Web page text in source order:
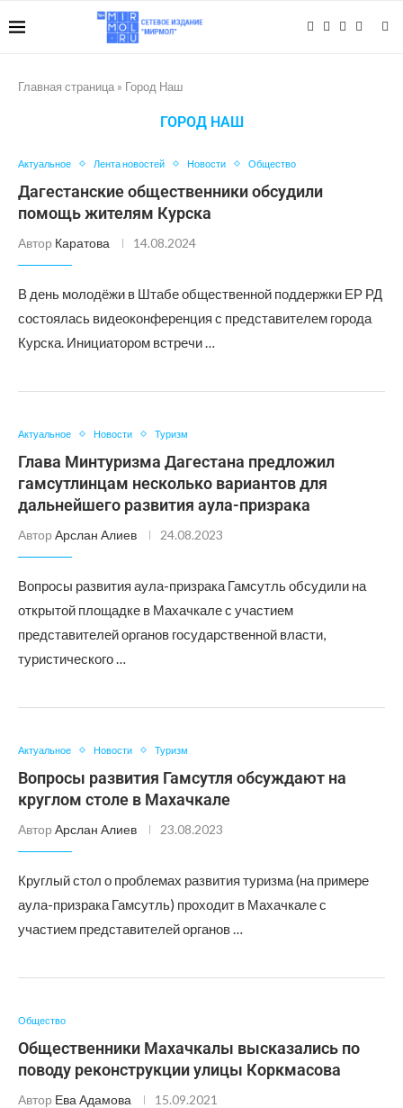
Главная страница » Город Наш
ГОРОД НАШ
Актуальное Лента новостей Новости Общество
Дагестанские общественники обсудили
помощь жителям Курска
Автор Каратова 14.08.2024
В день молодёжи в Штабе общественной поддержки ЕР РД
состоялась видеоконференция с представителем города
Курска. Инициатором встречи …
Актуальное Новости Туризм
Глава Минтуризма Дагестана предложил
гамсутлинцам несколько вариантов для
дальнейшего развития аула-призрака
Автор Арслан Алиев 24.08.2023
Вопросы развития аула-призрака Гамсутль обсудили на
открытой площадке в Махачкале с участием
представителей органов государственной власти,
туристического …
Актуальное Новости Туризм
Вопросы развития Гамсутля обсуждают на
круглом столе в Махачкале
Автор Арслан Алиев 23.08.2023
Круглый стол о проблемах развития туризма (на примере
аула-призрака Гамсутль) проходит в Махачкале с
участием представителей органов …
Общество
Общественники Махачкалы высказались по
поводу реконструкции улицы Коркмасова
Автор Ева Адамова 15.09.2021